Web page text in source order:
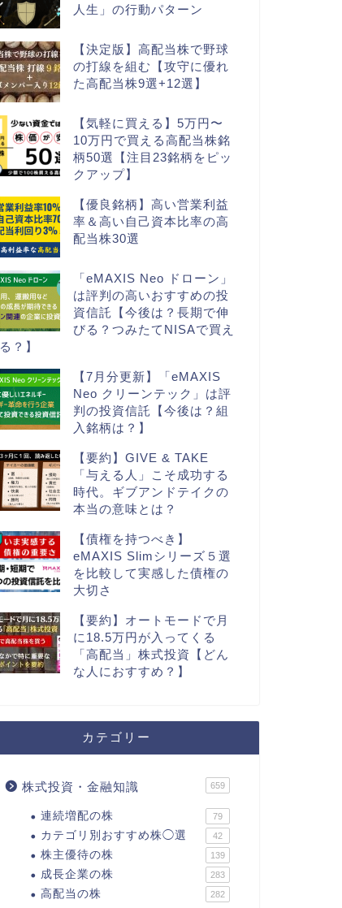
人生」の行動パターン
【決定版】高配当株で野球
の打線を組む【攻守に優れ
た高配当株9選+12選】
【気軽に買える】5万円〜
10万円で買える高配当株銘
柄50選【注目23銘柄をピッ
クアップ】
【優良銘柄】高い営業利益
率＆高い自己資本比率の高
配当株30選
「eMAXIS Neo ドローン」
は評判の高いおすすめの投
資信託【今後は？長期で伸
びる？つみたてNISAで買え
る？】
【7月分更新】「eMAXIS
Neo クリーンテック」は評
判の投資信託【今後は？組
入銘柄は？】
【要約】GIVE & TAKE
「与える人」こそ成功する
時代。ギブアンドテイクの
本当の意味とは？
【債権を持つべき】
eMAXIS Slimシリーズ５選
を比較して実感した債権の
大切さ
【要約】オートモードで月
に18.5万円が入ってくる
「高配当」株式投資【どん
な人におすすめ？】
カテゴリー
株式投資・金融知識 659
連続増配の株 79
カテゴリ別おすすめ株◯選 42
株主優待の株 139
成長企業の株 283
高配当の株 282